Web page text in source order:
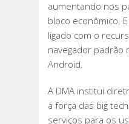
aumentando nos
bloco econômico.
ligado com o
navegador padrão
Android.
A DMA institui
a força das big
serviços para os